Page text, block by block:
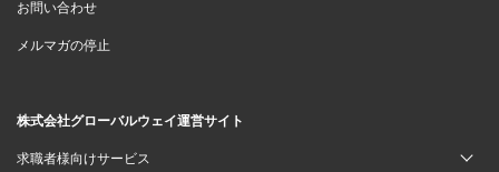
お問い合わせ
メルマガの停止
株式会社グローバルウェイ運営サイト
求職者様向けサービス